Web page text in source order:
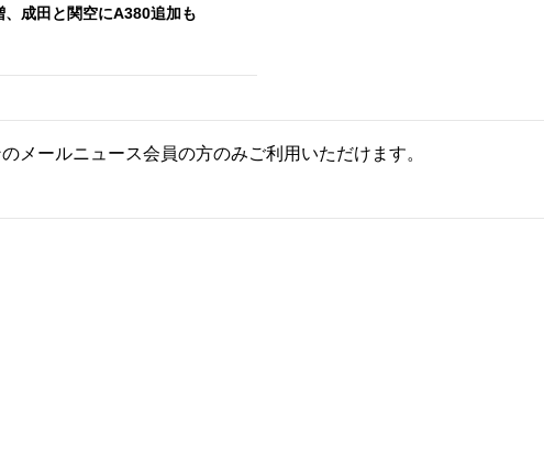
、成田と関空にA380追加も
メールニュース会員の方のみご利用いただけます。